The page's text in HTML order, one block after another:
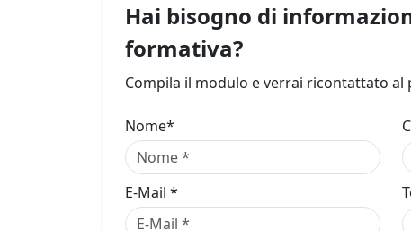
Hai bisogno di
formativa?
Compila il modulo e verrai ricontattato
Nome*
E-Mail *